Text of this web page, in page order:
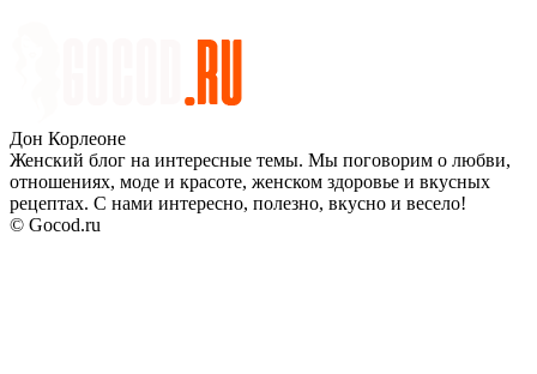
Дон Корлеоне
Женский блог на интересные темы. Мы поговорим о любви,
отношениях, моде и красоте, женском здоровье и вкусных
рецептах. С нами интересно, полезно, вкусно и весело!
© Gocod.ru